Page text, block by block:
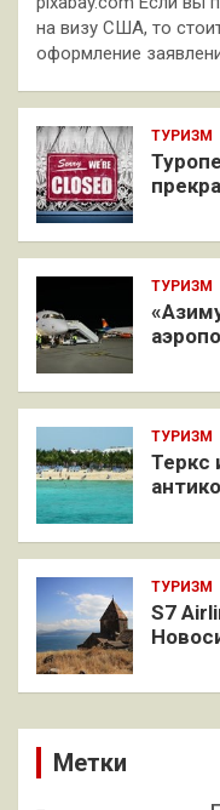
на визу США, то
оформление
ТУРИЗМ
ТУРИЗМ
ТУРИЗМ
Теркс
ТУРИЗМ
S7
Метки